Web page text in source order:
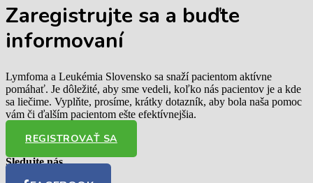
Zaregistrujte sa a buďte
informovaní
Lymfoma a Leukémia Slovensko sa snaží pacientom aktívne
pomáhať. Je dôležité, aby sme vedeli, koľko nás pacientov je a kde
sa liečime. Vyplňte, prosíme, krátky dotazník, aby bola naša pomoc
vám či ďalším pacientom ešte efektívnejšia.
REGISTROVAŤ SA
Sledujte nás